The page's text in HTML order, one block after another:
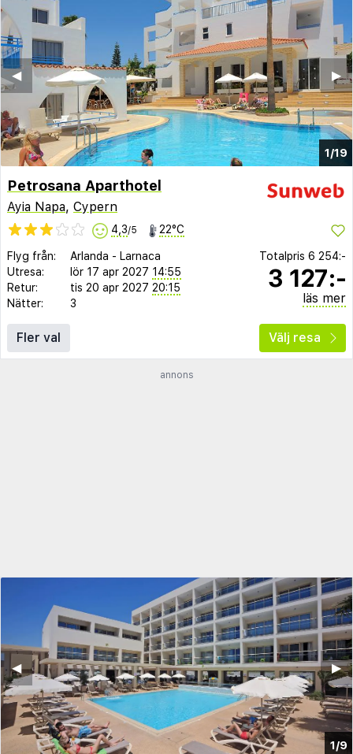
1/19
▶︎
◀︎
Petrosana Aparthotel
Ayia Napa, Cypern
4,3/5 22°C
Flyg från: Arlanda - Larnaca
Utresa:
lör 17 apr 2027 14:55
Retur:
tis 20 apr 2027 20:15
Nätter:
3
Totalpris 6 254:-
3 127:-
läs mer
Fler val Välj resa
annons
1/9
▶︎
◀︎